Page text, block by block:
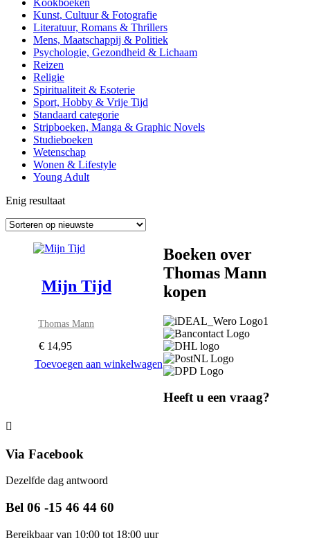
Kunst, Cultuur & Fotografie
Literatuur, Romans & Thrillers
Mens, Maatschappij & Politiek
Psychologie, Gezondheid & Lichaam
Reizen
Religie
Spiritualiteit & Esoterie
Sport, Hobby & Vrije Tijd
Standaard categorie
Stripboeken, Manga & Graphic Novels
Studieboeken
Wetenschap
Wonen & Lifestyle
Young Adult
Enig resultaat
Mijn Tijd
Thomas Mann
€ 14,95
Toevoegen aan winkelwagen
Boeken over
Thomas Mann
kopen
Heeft u een vraag?
Via Facebook
Dezelfde dag antwoord
Bel 06 -15 46 44 60
Bereikbaar van 10:00 tot 18:00 uur